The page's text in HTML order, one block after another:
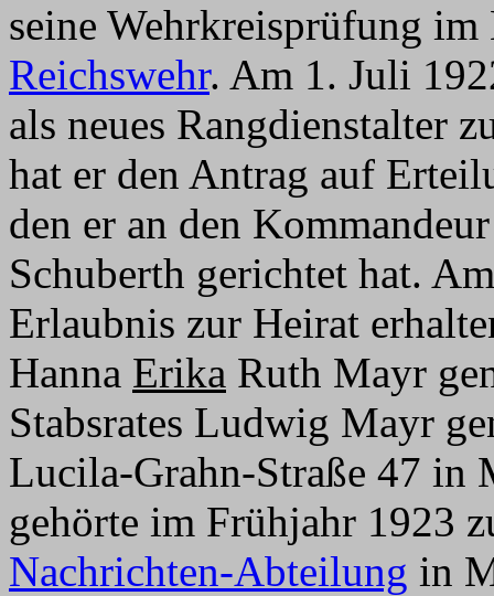
seine Wehrkreisprüfung
Reichswehr. Am 1. Juli
als neues Rangdienstalter
hat er den Antrag auf
den er an den
Schuberth gerichtet hat.
Erlaubnis zur Heirat
Hanna Erika Ruth Mayr
Stabsrates Ludwig Mayr
Lucila-Grahn-Straße 47 in
gehörte im Frühjahr 1923
Nachrichten-Abteilung in